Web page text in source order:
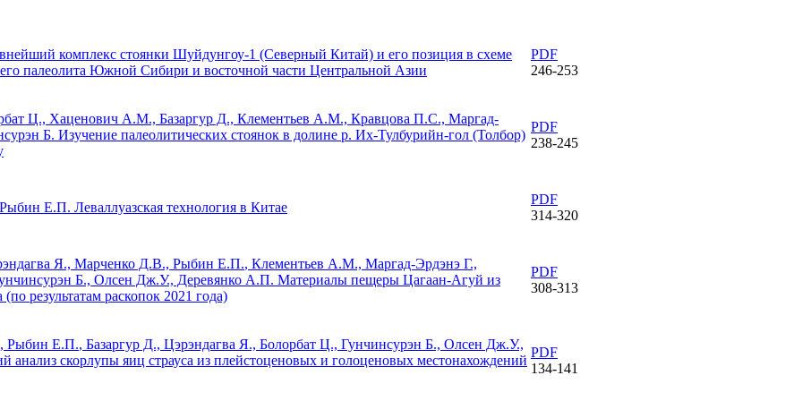
комплекс стоянки Шуйдунгоу-1 (Северный Китай) и его позиция в схеме
палеолита Южной Сибири и восточной части Центральной Азии
PDF
246-253
Ц., Хаценович А.М., Базаргур Д., Клементьев А.М., Кравцова П.С., Маргад-
Б. Изучение палеолитических стоянок в долине р. Их-Тулбурийн-гол (Толбор)
PDF
238-245
Рыбин Е.П. Леваллуазская технология в Китае
PDF
314-320
Я., Марченко Д.В., Рыбин Е.П., Клементьев А.М., Маргад-Эрдэнэ Г.,
Б., Олсен Дж.У., Деревянко А.П. Материалы пещеры Цагаан-Агуй из
результатам раскопок 2021 года)
PDF
308-313
Рыбин Е.П., Базаргур Д., Цэрэндагва Я., Болорбат Ц., Гунчинсурэн Б., Олсен Дж.У.,
анализ скорлупы яиц страуса из плейстоценовых и голоценовых местонахождений
PDF
134-141